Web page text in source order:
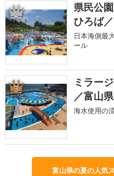
2
県民公
ひろば
日本海側最
ール
3
ミラー
／富山県
海水使用の
富山県の夏の人気